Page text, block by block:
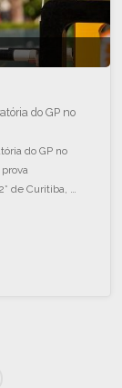
do GP no
do GP no
de Curitiba, …